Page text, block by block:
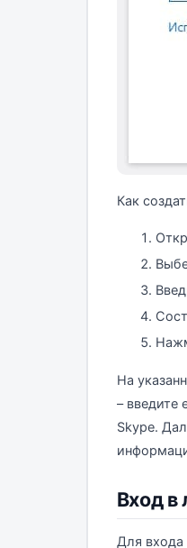
Как
На
– введите
Skype.
Вход в
Для входа